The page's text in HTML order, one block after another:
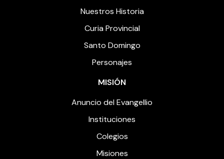
Nuestros Historia
Curia Provincial
Santo Domingo
Personajes
MISIÓN
Anuncio del Evangellio
Instituciones
Colegios
Misiones